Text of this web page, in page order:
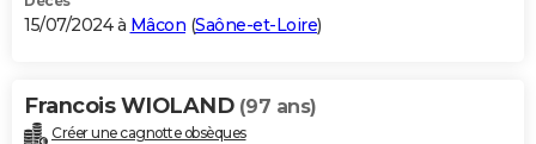
15/07/2024 à Mâcon (Saône-et-Loire)
Francois WIOLAND (97 ans)
Créer une cagnotte obsèques